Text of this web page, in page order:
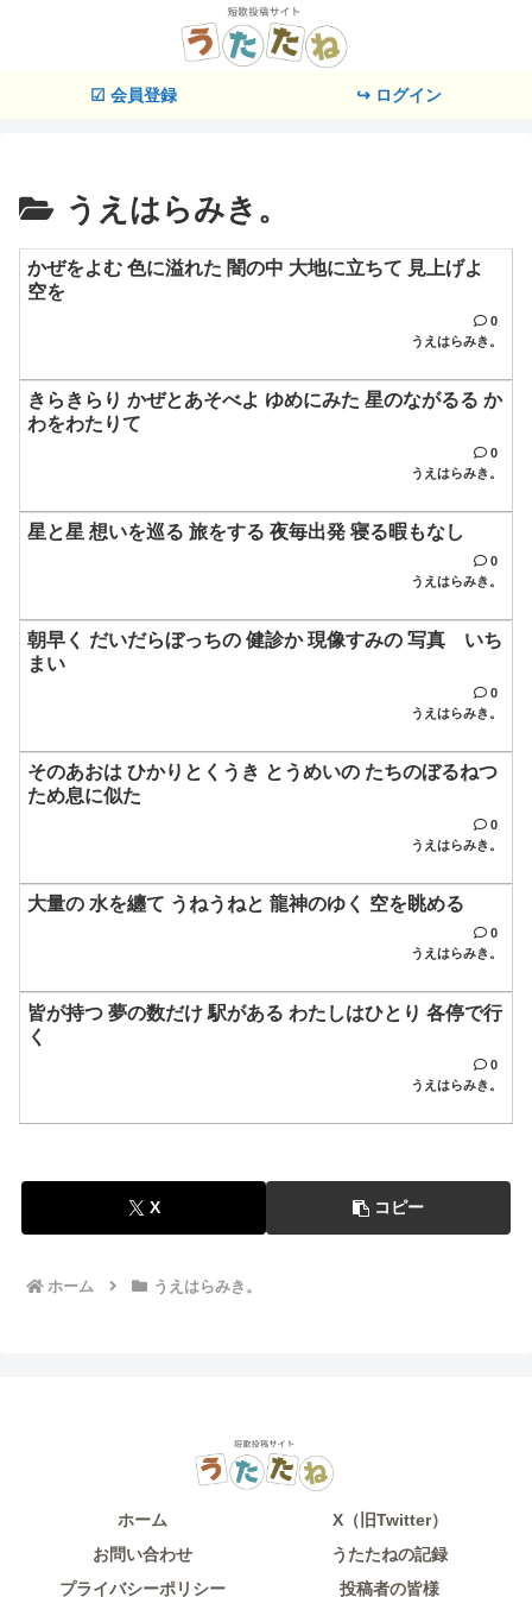
☑ 会員登録 ↪ ログイン
うえはらみき。
かぜをよむ 色に溢れた 闇の中 大地に立ちて 見上げよ
空を
0
うえはらみき。
きらきらり かぜとあそべよ ゆめにみた 星のながるる か
わをわたりて
0
うえはらみき。
星と星 想いを巡る 旅をする 夜毎出発 寝る暇もなし
0
うえはらみき。
朝早く だいだらぼっちの 健診か 現像すみの 写真 いち
まい
0
うえはらみき。
そのあおは ひかりとくうき とうめいの たちのぼるねつ
ため息に似た
0
うえはらみき。
大量の 水を纏て うねうねと 龍神のゆく 空を眺める
0
うえはらみき。
皆が持つ 夢の数だけ 駅がある わたしはひとり 各停で行
く
0
うえはらみき。
X コピー
ホーム うえはらみき。
ホーム
X（旧Twitter）
お問い合わせ
うたたねの記録
プライバシーポリシー
投稿者の皆様